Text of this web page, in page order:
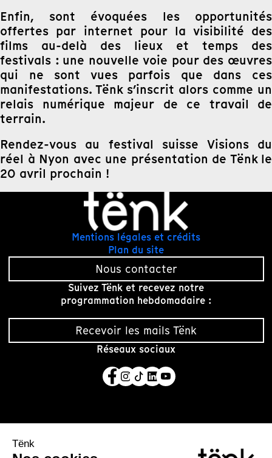
Enfin, sont évoquées les opportunités
offertes par internet pour la visibilité des
films au-delà des lieux et temps des
festivals : une nouvelle voie pour des œuvres
qui ne sont vues parfois que dans ces
manifestations. Tënk s’inscrit alors comme un
relais numérique majeur de ce travail de
terrain.
Rendez-vous au festival suisse Visions du
réel à Nyon avec une présentation de Tënk le
20 avril prochain !
Mentions légales et crédits
Plan du site
Nous contacter
Suivez Tënk et recevez notre
programmation hebdomadaire :
Recevoir les mails Tënk
Réseaux sociaux